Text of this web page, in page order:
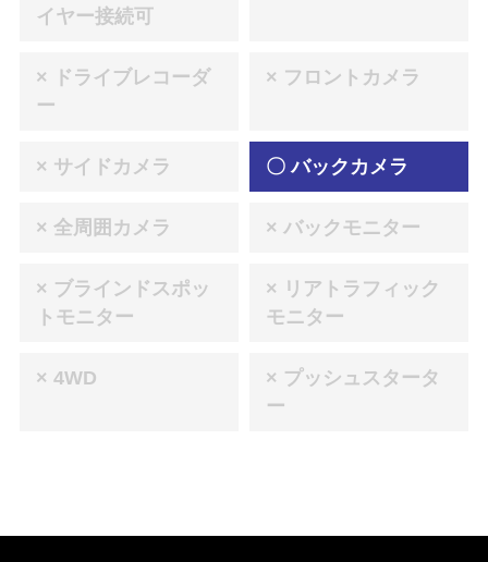
イヤー接続可
× ドライブレコーダ
ー
× フロントカメラ
× サイドカメラ 〇 バックカメラ
× 全周囲カメラ × バックモニター
× ブラインドスポッ
トモニター
× リアトラフィック
モニター
× 4WD
× プッシュスタータ
ー